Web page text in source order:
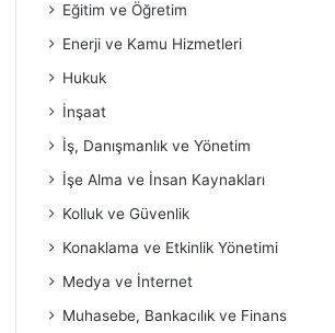
Eğitim ve Öğretim
Enerji ve Kamu Hizmetleri
Hukuk
İnşaat
İş, Danışmanlık ve Yönetim
İşe Alma ve İnsan Kaynakları
Kolluk ve Güvenlik
Konaklama ve Etkinlik Yönetimi
Medya ve İnternet
Muhasebe, Bankacılık ve Finans